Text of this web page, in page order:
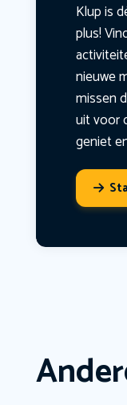
Klup is
plus!
nieuwe
missen
uit voor
geniet